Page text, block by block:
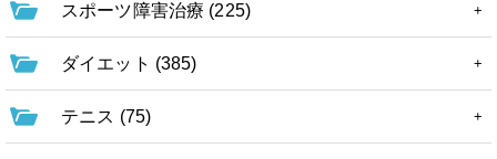
スポーツ障害治療 (225)
ダイエット (385)
テニス (75)